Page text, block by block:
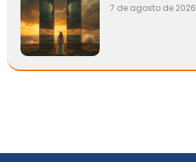
7 de agosto de 2026